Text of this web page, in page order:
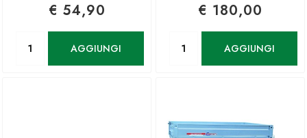
€ 54,90
AGGIUNGI
€ 180,00
AGGIUNGI